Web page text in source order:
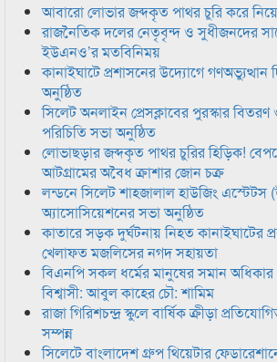
আবারো লোভার জব্দকৃত পাথর চুরি করে নিয়ে
রাজনৈতিক দলের নেতৃবৃন্দ ও সুধীজনদের
ইউএনও’র মতবিনিময়
কানাইঘাটে প্রশাসনের উদ্যোগে
অনুষ্ঠিত
সিলেট অনলাইন প্রেসক্লাবের পুরস্কার
পরিচিতি সভা অনুষ্ঠিত
লোভাছড়ার জব্দকৃত পাথর চুরির হিড়িক!
আটগ্রামের অবৈধ ক্রাশার জোন চক্র
লন্ডনে সিলেট শাহজালাল হাউজিং এস্টেটস
অ্যাসোসিয়েশনের সভা অনুষ্ঠিত
কাতারে সড়ক দুর্ঘটনায় নিহত কানাইঘাটের
খেলাফত মজলিসের নগদ সহায়তা
বিএনপি সকল ধর্মের মানুষের সমান
বিশ্বাসী: আবুল কাহের চৌ: শামিম
রাজা গিরিশচন্দ্র স্কুলে বার্ষিক ক্রীড়া
সম্পন্ন
সিলেটে বাংলাদেশ গ্রুপ থিয়েটার